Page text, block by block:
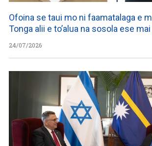
Ofoina se taui mo ni faamatalaga e
Tonga alii e to’alua na sosola ese
24/07/2026